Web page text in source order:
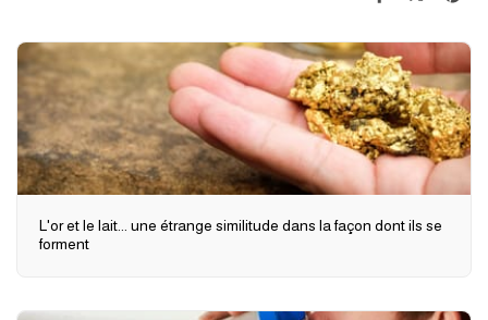
L'or et le lait... une étrange similitude dans la façon dont ils se
forment